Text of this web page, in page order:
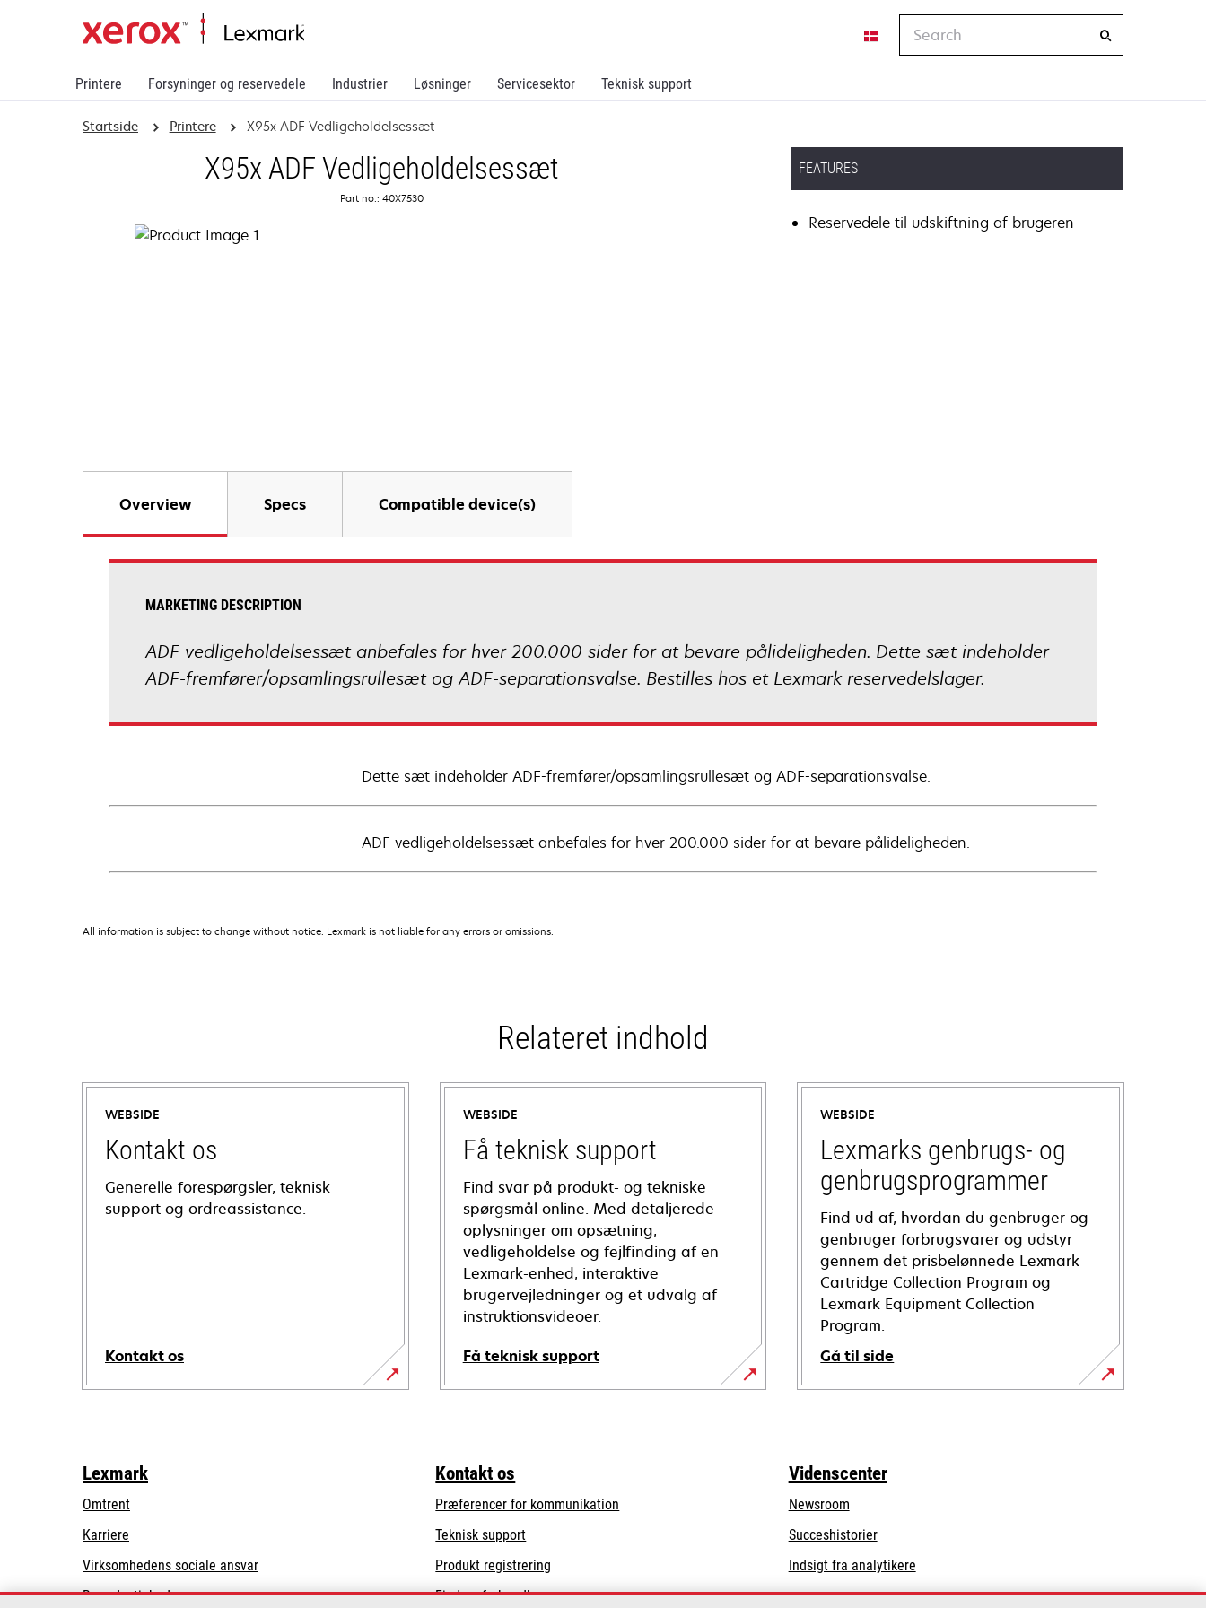
Printere Forsyninger og reservedele Industrier Løsninger Servicesektor Teknisk support
Startside Printere X95x ADF Vedligeholdelsessæt
X95x ADF Vedligeholdelsessæt
Part no.: 40X7530
FEATURES
Reservedele til udskiftning af brugeren
Overview Specs Compatible device(s)
MARKETING DESCRIPTION
ADF vedligeholdelsessæt anbefales for hver 200.000 sider for at bevare pålideligheden. Dette sæt indeholder
ADF-fremfører/opsamlingsrullesæt og ADF-separationsvalse. Bestilles hos et Lexmark reservedelslager.
Dette sæt indeholder ADF-fremfører/opsamlingsrullesæt og ADF-separationsvalse.
ADF vedligeholdelsessæt anbefales for hver 200.000 sider for at bevare pålideligheden.
All information is subject to change without notice. Lexmark is not liable for any errors or omissions.
Relateret indhold
WEBSIDE
Kontakt os
Generelle forespørgsler, teknisk
support og ordreassistance.
Kontakt os
WEBSIDE
Få teknisk support
Find svar på produkt- og tekniske
spørgsmål online. Med detaljerede
oplysninger om opsætning,
vedligeholdelse og fejlfinding af en
Lexmark-enhed, interaktive
brugervejledninger og et udvalg af
instruktionsvideoer.
Få teknisk support
opens
tab
WEBSIDE
Lexmarks genbrugs- og
genbrugsprogrammer
Find ud af, hvordan du genbruger og
genbruger forbrugsvarer og udstyr
gennem det prisbelønnede Lexmark
Cartridge Collection Program og
Lexmark Equipment Collection
Program.
Gå til side
Lexmark
Omtrent
Karriere
Virksomhedens sociale ansvaropens
Bæredygtighed
Kontakt os
Præferencer for kommunikation
Teknisk supportopens
in
a
new
Produkt registrering
Find en forhandler
Videnscenter
Newsroom
Succeshistorier
Indsigt fra analytikere